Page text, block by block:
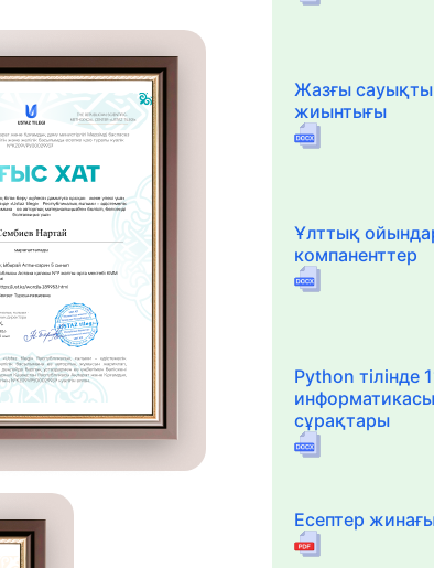
Жазғы
жиынтығы
Ұлттық
компаненттер
Python тілінде
сұрақтары
Есептер